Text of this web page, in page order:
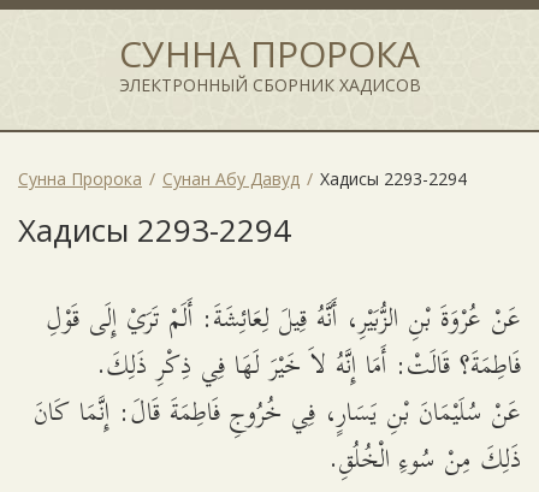
СУННА ПРОРОКА
ЭЛЕКТРОННЫЙ СБОРНИК ХАДИСОВ
Сунна Пророка Сунан Абу Давуд Хадисы 2293-2294
Хадисы 2293-2294
عَنْ عُرْوَةَ بْنِ الزُّبَيْرِ، أَنَّهُ قِيلَ لِعَائِشَةَ: أَلَمْ تَرَيْ إِلَى قَوْلِ
فَاطِمَةَ؟ قَالَتْ: أَمَا إِنَّهُ لاَ خَيْرَ لَهَا فِي ذِكْرِ ذَلِكَ.
عَنْ سُلَيْمَانَ بْنِ يَسَارٍ، فِي خُرُوجِ فَاطِمَةَ قَالَ: إِنَّمَا كَانَ
ذَلِكَ مِنْ سُوءِ الْخُلُقِ.